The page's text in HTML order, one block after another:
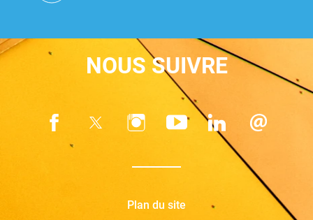
NOUS SUIVRE
Plan du site